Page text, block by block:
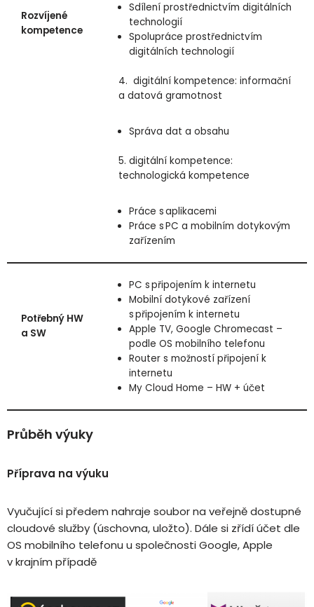
Rozvíjené
kompetence
Sdílení prostřednictvím digitálních
technologií
Spolupráce prostřednictvím
digitálních technologií
4. digitální kompetence: informační
a datová gramotnost
Správa dat a obsahu
5. digitální kompetence:
technologická kompetence
Práce s aplikacemi
Práce s PC a mobilním dotykovým
zařízením
Potřebný HW
a SW
PC s připojením k internetu
Mobilní dotykové zařízení
s připojením k internetu
Apple TV, Google Chromecast –
podle OS mobilního telefonu
Router s možností připojení k
internetu
My Cloud Home – HW + účet
Průběh výuky
Příprava na výuku
Vyučující si předem nahraje soubor na veřejně dostupné
cloudové služby (úschovna, uložto). Dále si zřídí účet dle
OS mobilního telefonu u společnosti Google, Apple
v krajním případě